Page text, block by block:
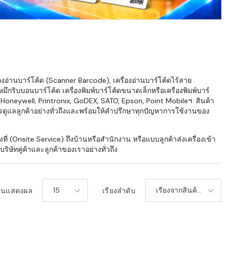
านบาร์โค้ด (Scanner Barcode), เครื่องอ่านบาร์โค้ดไร้สาย
กริบบอนบาร์โค้ด เครื่องพิมพ์บาร์โค้ดขนาดเล็กหรือเครื่องพิมพ์บาร์
Printronix, GoDEX, SATO, Epson, Point Mobileฯ. สินค้า
แลลูกค้าอย่างทั่วถึงและพร้อมให้คำปรึกษาทุกปัญหาการใช้งานของ
(Onsite Service) ถึงบ้านหรือสำนักงาน หรือแบบลูกค้าส่งเครื่องเข้า
ษัทคู่ค้าและลูกค้าของเราอย่างทั่วถึง
แสดงผล 15 เรียงลำดับ
เรียงจากสินค้า
เก่า-ใหม่